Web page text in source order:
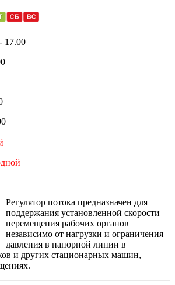
17.00
Регулятор потока предназначен для
поддержания установленной скорости
перемещения рабочих органов
независимо от нагрузки и ограничения
давления в напорной линии в
и других стационарных машин,